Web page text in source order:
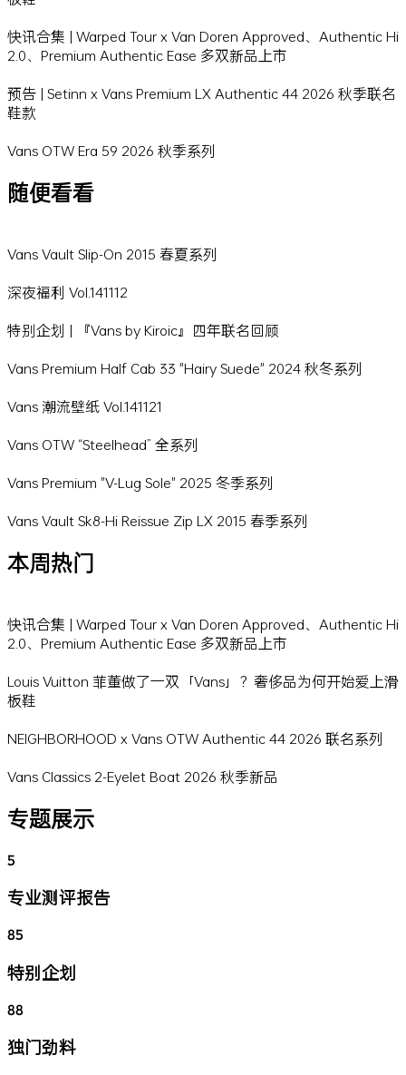
快讯合集 | Warped Tour x Van Doren Approved、Authentic Hi
2.0、Premium Authentic Ease 多双新品上市
预告 | Setinn x Vans Premium LX Authentic 44 2026 秋季联名
鞋款
Vans OTW Era 59 2026 秋季系列
随便看看
Vans Vault Slip-On 2015 春夏系列
深夜福利 Vol.141112
特别企划 | 『Vans by Kiroic』四年联名回顾
Vans Premium Half Cab 33 "Hairy Suede" 2024 秋冬系列
Vans 潮流壁纸 Vol.141121
Vans OTW “Steelhead” 全系列
Vans Premium "V-Lug Sole" 2025 冬季系列
Vans Vault Sk8-Hi Reissue Zip LX 2015 春季系列
本周热门
快讯合集 | Warped Tour x Van Doren Approved、Authentic Hi
2.0、Premium Authentic Ease 多双新品上市
Louis Vuitton 菲董做了一双「Vans」？奢侈品为何开始爱上滑
板鞋
NEIGHBORHOOD x Vans OTW Authentic 44 2026 联名系列
Vans Classics 2-Eyelet Boat 2026 秋季新品
专题展示
5
专业测评报告
85
特别企划
88
独门劲料